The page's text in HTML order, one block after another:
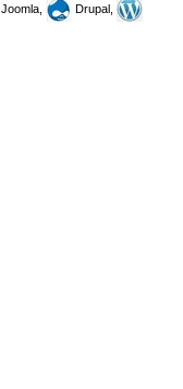
Joomla,
Drupal,